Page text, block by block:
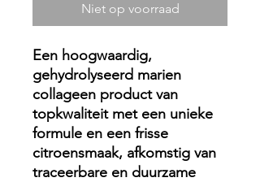
Niet op voorraad
Een hoogwaardig,
gehydrolyseerd marien
collageen product van
topkwaliteit met een unieke
formule en een frisse
citroensmaak, afkomstig van
traceerbare en duurzame